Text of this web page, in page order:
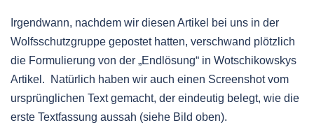
Irgendwann, nachdem wir diesen Artikel bei uns in der
Wolfsschutzgruppe gepostet hatten, verschwand plötzlich
die Formulierung von der „Endlösung“ in Wotschikowskys
Artikel. Natürlich haben wir auch einen Screenshot vom
ursprünglichen Text gemacht, der eindeutig belegt, wie die
erste Textfassung aussah (siehe Bild oben).